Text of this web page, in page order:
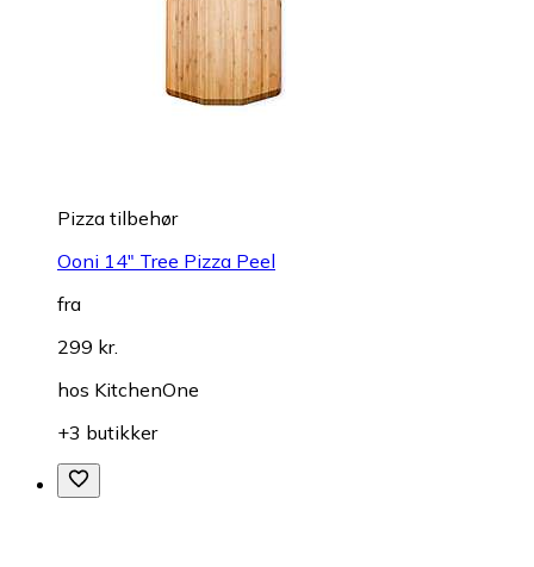
Pizza tilbehør
Ooni 14" Tree Pizza Peel
fra
299 kr.
hos KitchenOne
+3 butikker